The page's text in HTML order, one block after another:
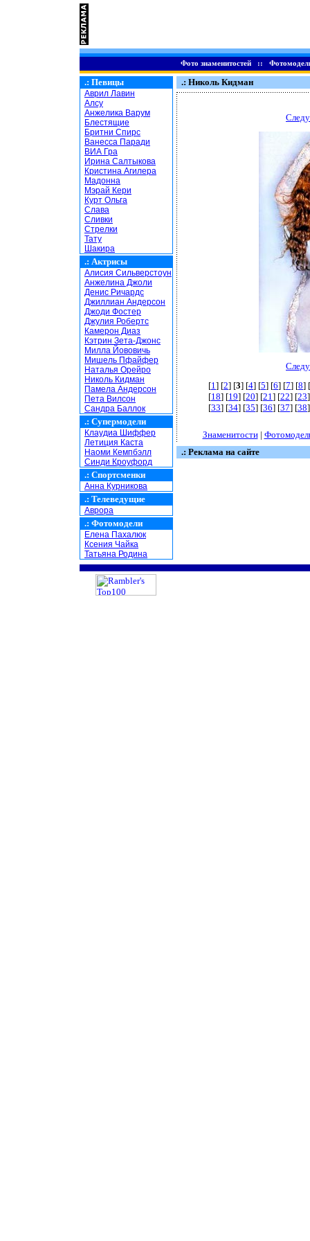
Фото знаменитостей::
.: Певицы
Аврил Лавин
Алсу
Анжелика Варум
Блестящие
Бритни Спирс
Ванесса Паради
ВИА Гра
Ирина Салтыкова
Кристина Агилера
Мадонна
Мэрай Кери
Курт Ольга
Слава
Сливки
Стрелки
Тату
Шакира
.: Актрисы
Алисия Сильверстоун
Анжелина Джоли
Денис Ричардс
Джиллиан Андерсон
Джоди Фостер
Джулия Робертс
Камерон Диаз
Кэтрин Зета-Джонс
Милла Йововичь
Мишель Пфайфер
Наталья Орейро
Николь Кидман
Памела Андерсон
Пета Вилсон
Сандра Баллок
.: Супермодели
Клаудиа Шиффер
Летиция Каста
Наоми Кемпбэлл
Синди Кроуфорд
.: Спортсменки
Анна Курникова
.: Телеведущие
Аврора
.: Фотомодели
Елена Пахалюк
Ксения Чайка
Татьяна Родина
.: Николь Кидман
[1] [2] [3] [4] [5] [6] [7] [8] [
[18] [19] [20] [21] [22] [23
[33] [34] [35] [36] [37] [38
Знаменитости|
.: Реклама на сайте